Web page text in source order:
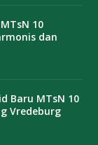
10
dan
Baru MTsN 10
Vredeburg